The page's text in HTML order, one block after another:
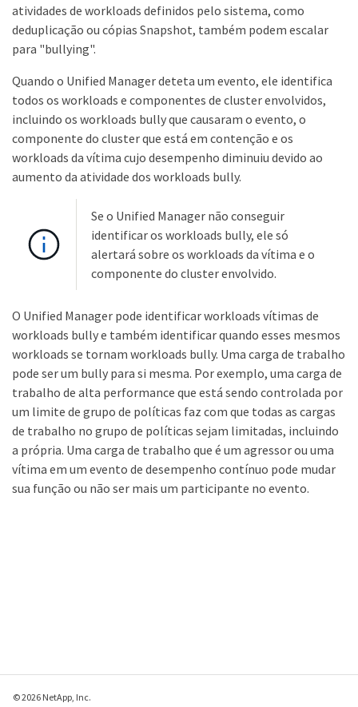
atividades de workloads definidos pelo sistema, como
deduplicação ou cópias Snapshot, também podem escalar
para "bullying".
Quando o Unified Manager deteta um evento, ele identifica
todos os workloads e componentes de cluster envolvidos,
incluindo os workloads bully que causaram o evento, o
componente do cluster que está em contenção e os
workloads da vítima cujo desempenho diminuiu devido ao
aumento da atividade dos workloads bully.
Se o Unified Manager não conseguir
identificar os workloads bully, ele só
alertará sobre os workloads da vítima e o
componente do cluster envolvido.
O Unified Manager pode identificar workloads vítimas de
workloads bully e também identificar quando esses mesmos
workloads se tornam workloads bully. Uma carga de trabalho
pode ser um bully para si mesma. Por exemplo, uma carga de
trabalho de alta performance que está sendo controlada por
um limite de grupo de políticas faz com que todas as cargas
de trabalho no grupo de políticas sejam limitadas, incluindo
a própria. Uma carga de trabalho que é um agressor ou uma
vítima em um evento de desempenho contínuo pode mudar
sua função ou não ser mais um participante no evento.
© 2026 NetApp, Inc.